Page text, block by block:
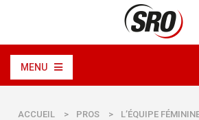
MENU
ACCUEIL > PROS >
L’ÉQUIPE